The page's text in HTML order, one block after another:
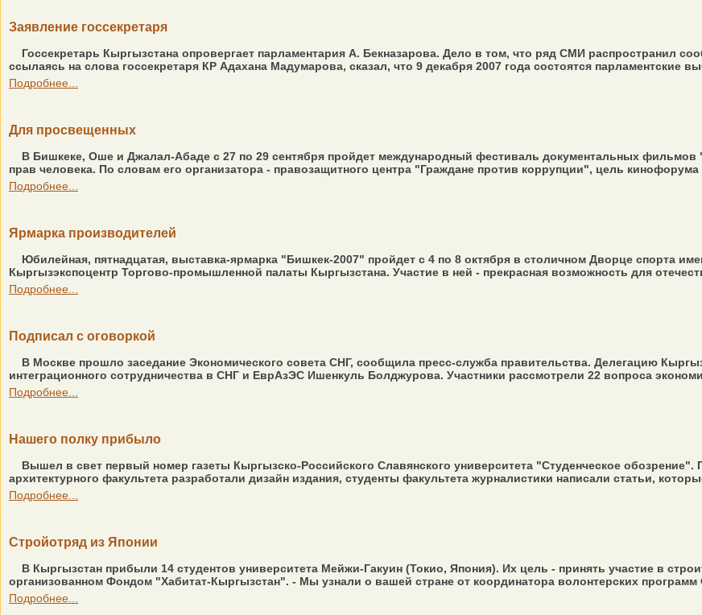
Заявление госсекретаря
Госсекретарь Кыргызстана опровергает парламентария А. Бекназарова. Дело в том, что ряд СМИ распространил
ссылаясь на слова госсекретаря КР Адахана Мадумарова, сказал, что 9 декабря 2007 года состоятся парламентские
Подробнее...
Для просвещенных
В Бишкеке, Оше и Джалал-Абаде с 27 по 29 сентября пройдет международный фестиваль документальных
прав человека. По словам его организатора - правозащитного центра "Граждане против коррупции", цель
Подробнее...
Ярмарка производителей
Юбилейная, пятнадцатая, выставка-ярмарка "Бишкек-2007" пройдет с 4 по 8 октября в столичном Дворце спорта
Кыргызэкспоцентр Торгово-промышленной палаты Кыргызстана. Участие в ней - прекрасная возможность для
Подробнее...
Подписал с оговоркой
В Москве прошло заседание Экономического совета СНГ, сообщила пресс-служба правительства. Делегацию
интеграционного сотрудничества в СНГ и ЕврАзЭС Ишенкуль Болджурова. Участники рассмотрели 22 вопроса
Подробнее...
Нашего полку прибыло
Вышел в свет первый номер газеты Кыргызско-Российского Славянского университета "Студенческое обозрение".
архитектурного факультета разработали дизайн издания, студенты факультета журналистики написали статьи,
Подробнее...
Стройотряд из Японии
В Кыргызстан прибыли 14 студентов университета Мейжи-Гакуин (Токио, Япония). Их цель - принять участие в
организованном Фондом "Хабитат-Кыргызстан". - Мы узнали о вашей стране от координатора волонтерских
Подробнее...